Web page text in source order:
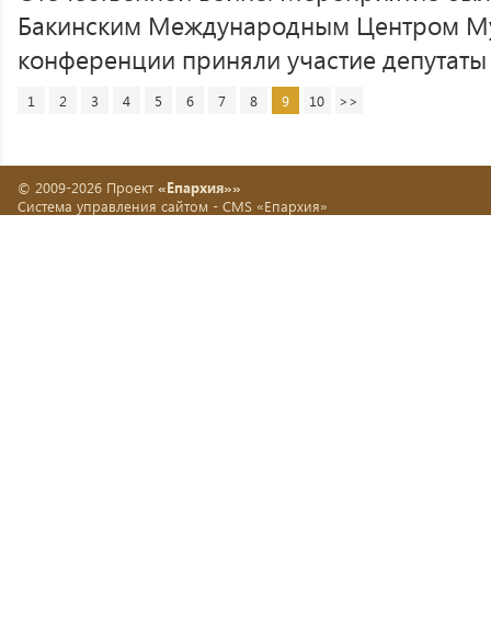
Бакинским Международным Центром
конференции приняли участие
1 2 3 4 5 6 7 8 9 10 >>
© 2009-2026 Проект «Епархия»»
Система управления сайтом - CMS «Епархия»